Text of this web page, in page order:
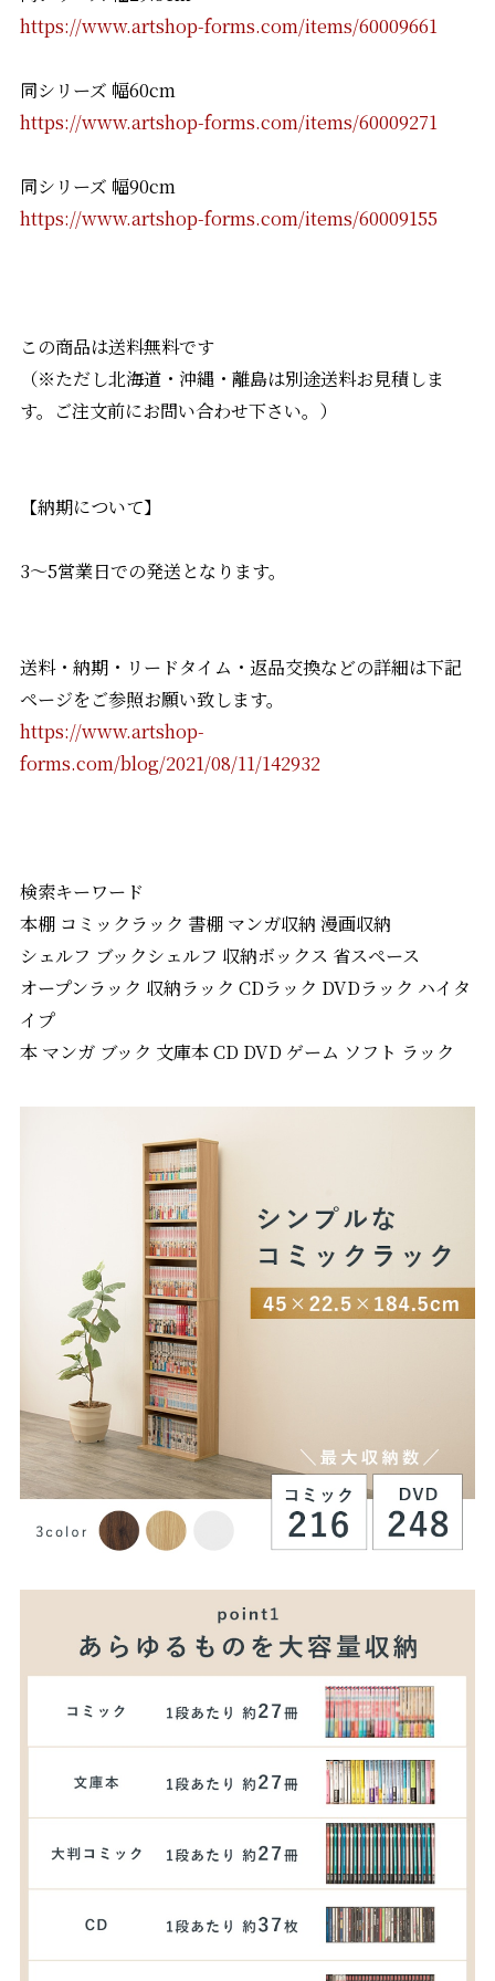
https://www.artshop-forms.com/items/60009661
同シリーズ 幅60cm
https://www.artshop-forms.com/items/60009271
同シリーズ 幅90cm
https://www.artshop-forms.com/items/60009155
この商品は送料無料です
（※ただし北海道・沖縄・離島は別途送料お見積しま
す。ご注文前にお問い合わせ下さい。）
【納期について】
3〜5営業日での発送となります。
送料・納期・リードタイム・返品交換などの詳細は下記
ページをご参照お願い致します。
https://www.artshop-
forms.com/blog/2021/08/11/142932
検索キーワード
本棚 コミックラック 書棚 マンガ収納 漫画収納
シェルフ ブックシェルフ 収納ボックス 省スペース
オープンラック 収納ラック CDラック DVDラック ハイタ
イプ
本 マンガ ブック 文庫本 CD DVD ゲーム ソフト ラック